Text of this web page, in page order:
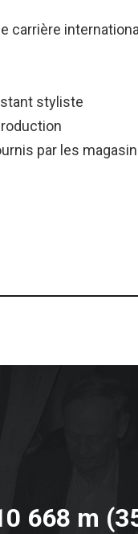
carrière
styliste
par les
668 m